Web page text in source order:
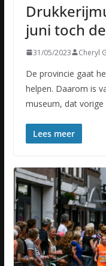
juni toch
31/05/2023 Cheryl
De provincie gaat
helpen. Daarom is
museum, dat vorige
Lees meer